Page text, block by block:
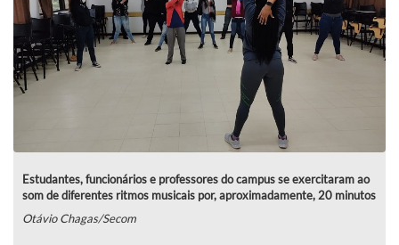
Estudantes, funcionários e professores do campus se exercitaram ao
som de diferentes ritmos musicais por, aproximadamente, 20 minutos
Otávio Chagas/Secom